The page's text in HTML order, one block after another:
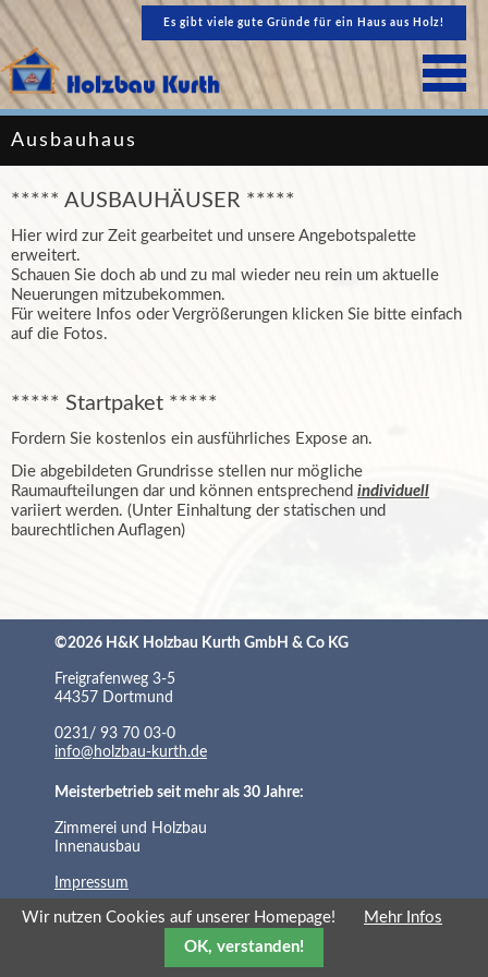
Es gibt viele gute Gründe für ein Haus aus Holz!
Ausbauhaus
***** AUSBAUHÄUSER *****
Hier wird zur Zeit gearbeitet und unsere Angebotspalette
erweitert.
Schauen Sie doch ab und zu mal wieder neu rein um aktuelle
Neuerungen mitzubekommen.
Für weitere Infos oder Vergrößerungen klicken Sie bitte einfach
auf die Fotos.
***** Startpaket *****
Fordern Sie kostenlos ein ausführliches Expose an.
Die abgebildeten Grundrisse stellen nur mögliche
Raumaufteilungen dar und können entsprechend individuell
variiert werden. (Unter Einhaltung der statischen und
baurechtlichen Auflagen)
©2026 H&K Holzbau Kurth GmbH & Co KG
Freigrafenweg 3-5
44357 Dortmund
0231/ 93 70 03-0
info@holzbau-kurth.de
Meisterbetrieb seit mehr als 30 Jahre:
Zimmerei und Holzbau
Innenausbau
Impressum
Wir nutzen Cookies auf unserer Homepage!
Mehr Infos
OK, verstanden!